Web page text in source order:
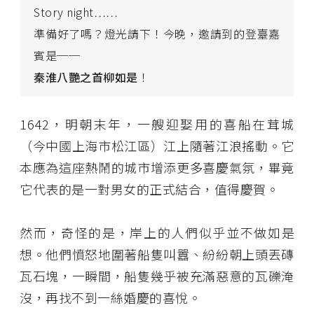
Story night……
準備好了嗎？燈光請下！今晚，邀請到的登臺嘉
賓是──
秦淮八艷之首柳如是 ！
1642，明朝末年，一艘迎娶用的喜船在茸城
（今中國上海市松江區）江上隨著江浪搖動。它
本應為這座熱鬧的城市增添更多喜慶氣氛，畢竟
它代表的是一對男女的正式結合，值得慶賀。
然而，奇怪的是，岸上的人們似乎並不做如是
想。他們憤怒地圍著船隻叫囂、紛紛朝上頭丟磚
瓦石塊，一瞬間，船隻幾乎被充滿惡意的瓦礫淹
沒，再找不到一絲婚慶的喜悅。